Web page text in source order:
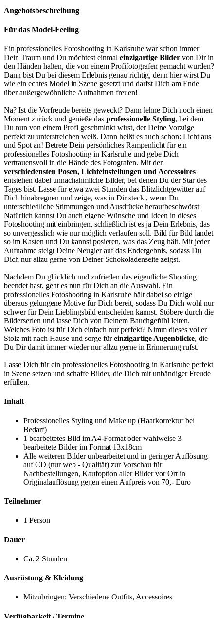
Angebotsbeschreibung
Für das Model-Feeling
Ein professionelles Fotoshooting in Karlsruhe war schon immer
Dein Traum und Du möchtest einmal einzigartige Bilder von Dir in
den Händen halten, die von einem Profifotografen gemacht wurden?
Dann bist Du bei diesem Erlebnis genau richtig, denn hier wirst Du
wie ein echtes Model in Szene gesetzt und darfst Dich am Ende
über außergewöhnliche Aufnahmen freuen!
Na? Ist die Vorfreude bereits geweckt? Dann lehne Dich noch einen
Moment zurück und genieße das professionelle Styling, bei dem
Du nun von einem Profi geschminkt wirst, der Deine Vorzüge
perfekt zu unterstreichen weiß. Dann heißt es auch schon: Licht aus
und Spot an! Betrete Dein persönliches Rampenlicht für ein
professionelles Fotoshooting in Karlsruhe und gebe Dich
vertrauensvoll in die Hände des Fotografen. Mit den
verschiedensten Posen, Lichteinstellungen und Accessoires
entstehen dabei unnachahmliche Bilder, bei denen Du der Star des
Tages bist. Lasse für etwa zwei Stunden das Blitzlichtgewitter auf
Dich hinabregnen und zeige, was in Dir steckt, wenn Du
unterschiedliche Stimmungen und Ausdrücke heraufbeschwörst.
Natürlich kannst Du auch eigene Wünsche und Ideen in dieses
Fotoshooting mit einbringen, schließlich ist es ja Dein Erlebnis, das
so unvergesslich wie nur möglich verlaufen soll. Bild für Bild landet
so im Kasten und Du kannst posieren, was das Zeug hält. Mit jeder
Aufnahme steigt Deine Neugier auf das Endergebnis, sodass Du
Dich nur allzu gerne von Deiner Schokoladenseite zeigst.
Nachdem Du glücklich und zufrieden das eigentliche Shooting
beendet hast, geht es nun für Dich an die Auswahl. Ein
professionelles Fotoshooting in Karlsruhe hält dabei so einige
überaus gelungene Motive für Dich bereit, sodass Du Dich wohl nur
schwer für Dein Lieblingsbild entscheiden kannst. Stöbere durch die
Bilderserien und lasse Dich von Deinem Bauchgefühl leiten.
Welches Foto ist für Dich einfach nur perfekt? Nimm dieses voller
Stolz mit nach Hause und sorge füreinzigartige Augenblicke, die
Du Dir damit immer wieder nur allzu gerne in Erinnerung rufst.
Lasse Dich für ein professionelles Fotoshooting in Karlsruhe perfekt
in Szene setzen und schaffe Bilder, die Dich mit unbändiger Freude
erfüllen.
Inhalt
Professionelles Styling und Make up (Haarkorrektur bei
Bedarf)
1 bearbeitetes Bild im A4-Format oder wahlweise 3
bearbeitete Bilder im Format 13x18cm
Alle weiteren Bilder unbearbeitet und in geringer Auflösung
auf CD (nur web - Qualität) zur Vorschau für
Nachbestellungen, Kaufoption aller Bilder vor Ort in
Originalauflösung gegen einen Aufpreis von 70,- Euro
Teilnehmer
1 Person
Dauer
Ca. 2 Stunden
Ausrüstung & Kleidung
Mitzubringen: Verschiedene Outfits, Accessoires
Verfügbarkeit / Termine